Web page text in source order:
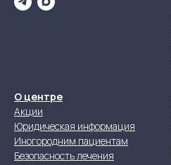
О центре
Акции
Юридическая информация
Иногородним пациентам
Безопасность лечения